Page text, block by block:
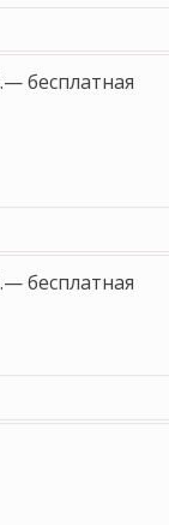
бесплатная
бесплатная